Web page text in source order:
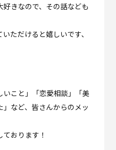
きなので、その話なども
ただけると嬉しいです、
こと」「恋愛相談」「美
など、皆さんからのメッ
おります！